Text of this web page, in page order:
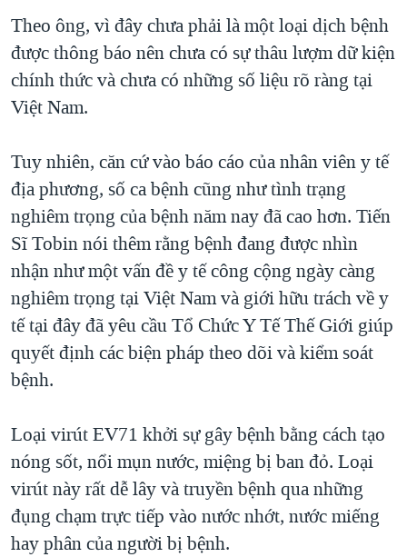
Theo ông, vì đây chưa phải là một loại dịch bệnh
được thông báo nên chưa có sự thâu lượm dữ kiện
chính thức và chưa có những số liệu rõ ràng tại
Việt Nam.
Tuy nhiên, căn cứ vào báo cáo của nhân viên y tế
địa phương, số ca bệnh cũng như tình trạng
nghiêm trọng của bệnh năm nay đã cao hơn. Tiến
Sĩ Tobin nói thêm rằng bệnh đang được nhìn
nhận như một vấn đề y tế công cộng ngày càng
nghiêm trọng tại Việt Nam và giới hữu trách về y
tế tại đây đã yêu cầu Tổ Chức Y Tế Thế Giới giúp
quyết định các biện pháp theo dõi và kiểm soát
bệnh.
Loại virút EV71 khởi sự gây bệnh bằng cách tạo
nóng sốt, nổi mụn nước, miệng bị ban đỏ. Loại
virút này rất dễ lây và truyền bệnh qua những
đụng chạm trực tiếp vào nước nhớt, nước miếng
hay phân của người bị bệnh.